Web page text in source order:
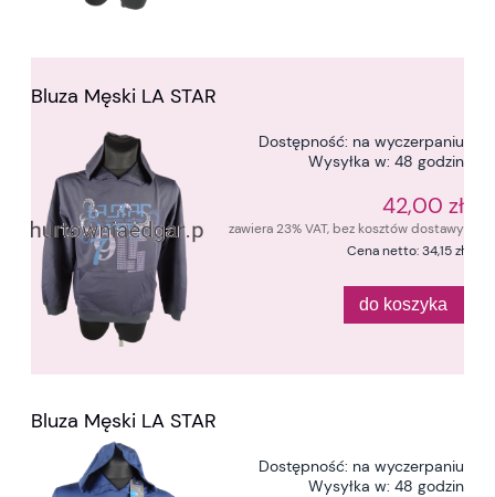
Bluza Męski LA STAR
Dostępność: na wyczerpaniu
Wysyłka w: 48 godzin
42,00 zł
zawiera 23% VAT, bez kosztów dostawy
Cena netto:34,15 zł
do koszyka
Bluza Męski LA STAR
Dostępność: na wyczerpaniu
Wysyłka w: 48 godzin